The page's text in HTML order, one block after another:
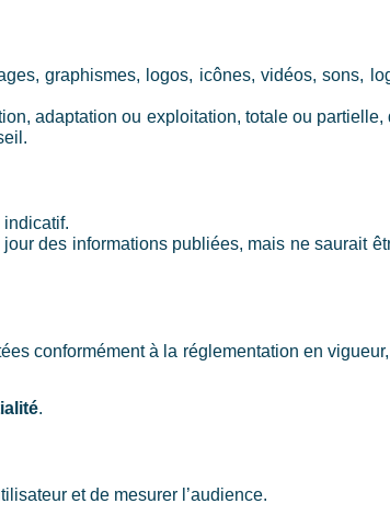
graphismes, logos, icônes, vidéos, sons,
adaptation ou exploitation, totale ou
indicatif.
jour des informations publiées, mais ne saurait
conformément à la réglementation en
.
et de mesurer l’audience.